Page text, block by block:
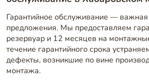
Гарантийное обслуживание —
предложения. Мы предоставляем
резервуар и 12 месяцев на
течение гарантийного срока
дефекты, возникшие по вине
монтажа.